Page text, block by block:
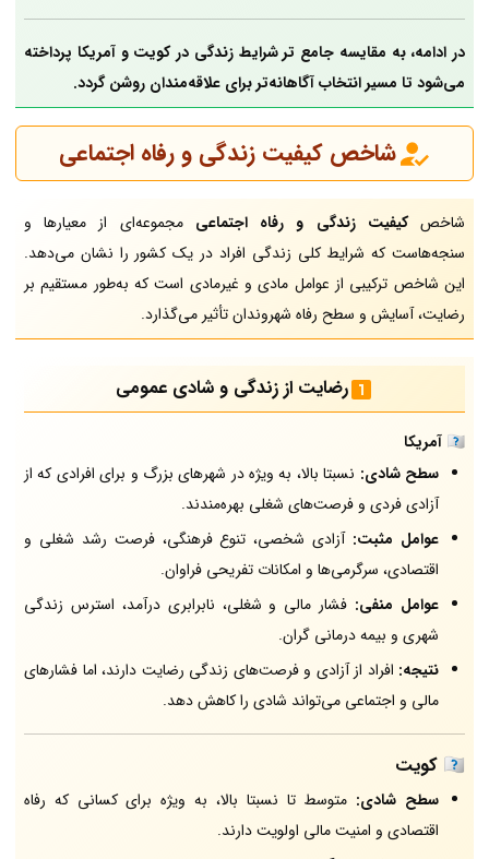
در ادامه، به مقایسه جامع تر شرایط زندگی در کویت و آمریکا پرداخته
می‌شود تا مسیر انتخاب آگاهانه‌تر برای علاقه‌مندان روشن گردد.
شاخص کیفیت زندگی و رفاه اجتماعی
شاخصکیفیت زندگی و رفاه اجتماعی مجموعه‌ای از معیارها و
سنجه‌هاست که شرایط کلی زندگی افراد در یک کشور را نشان می‌دهد.
این شاخص ترکیبی از عوامل مادی و غیرمادی است که به‌طور مستقیم بر
رضایت، آسایش و سطح رفاه شهروندان تأثیر می‌گذارد.
رضایت از زندگی و شادی عمومی
🇺🇸 آمریکا
سطح شادی: نسبتا بالا، به ویژه در شهرهای بزرگ و برای افرادی که از
آزادی فردی و فرصت‌های شغلی بهره‌مندند.
عوامل مثبت: آزادی شخصی، تنوع فرهنگی، فرصت رشد شغلی و
اقتصادی، سرگرمی‌ها و امکانات تفریحی فراوان.
عوامل منفی: فشار مالی و شغلی، نابرابری درآمد، استرس زندگی
شهری و بیمه درمانی گران.
نتیجه: افراد از آزادی و فرصت‌های زندگی رضایت دارند، اما فشارهای
مالی و اجتماعی می‌تواند شادی را کاهش دهد.
🇰🇼 کویت
سطح شادی: متوسط تا نسبتا بالا، به ویژه برای کسانی که رفاه
اقتصادی و امنیت مالی اولویت دارند.